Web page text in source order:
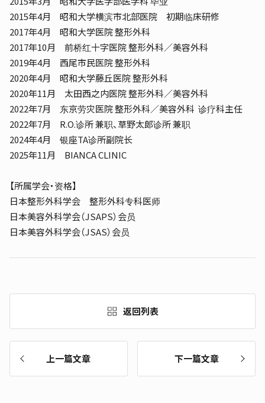
2015年4月 昭和大学横滨市北部医院 初期临床研修
2017年4月 昭和大学医院 整形外科
2017年10月 前桥红十字医院 整形外科／美容外科
2019年4月 西尾市民医院 整形外科
2020年4月 昭和大学藤丘医院 整形外科
2020年11月 太田西之内医院 整形外科／美容外科
2022年7月 东京劳灾医院 整形外科／美容外科 诊疗科主任
2022年7月 R.O.诊所 兼职、草野太郎诊所 兼职
2024年4月 银座TA诊所副院长
2025年11月 BIANCA CLINIC
【所属学会・资格】
日本整形外科学会 整形外科专科医师
日本美容外科学会（JSAPS）会员
日本美容外科学会（JSAS）会员
上一篇文章
返回列表
下一篇文章